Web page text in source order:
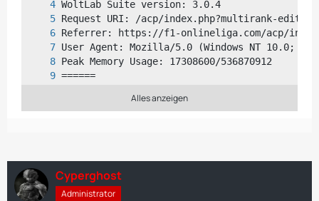
Stack Trace: [{"file":"\/www\/htdocs\/
Alles anzeigen
Cyperghost
Administrator